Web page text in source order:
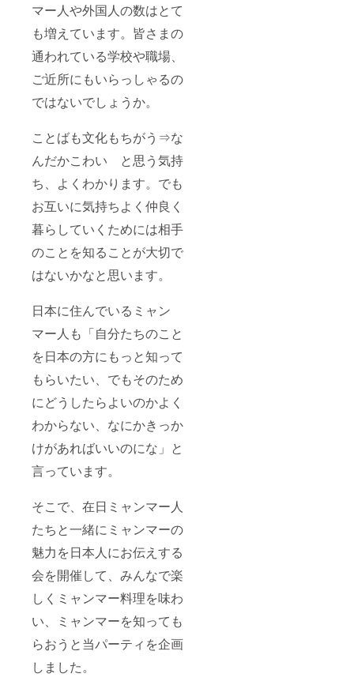
マー人や外国人の数はとて
も増えています。皆さまの
通われている学校や職場、
ご近所にもいらっしゃるの
ではないでしょうか。
ことばも文化もちがう⇒な
んだかこわい と思う気持
ち、よくわかります。でも
お互いに気持ちよく仲良く
暮らしていくためには相手
のことを知ることが大切で
はないかなと思います。
日本に住んでいるミャン
マー人も「自分たちのこと
を日本の方にもっと知って
もらいたい、でもそのため
にどうしたらよいのかよく
わからない、なにかきっか
けがあればいいのにな」と
言っています。
そこで、在日ミャンマー人
たちと一緒にミャンマーの
魅力を日本人にお伝えする
会を開催して、みんなで楽
しくミャンマー料理を味わ
い、ミャンマーを知っても
らおうと当パーティを企画
しました。